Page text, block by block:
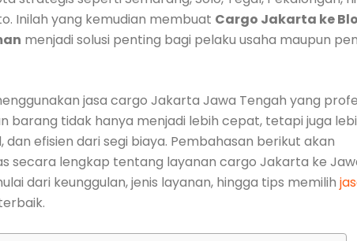
Inilah yang kemudian membuat Cargo Jakarta ke
menjadi solusi penting bagi pelaku usaha maupun
jasa cargo Jakarta Jawa Tengah yang
barang tidak hanya menjadi lebih cepat, tetapi juga
efisien dari segi biaya. Pembahasan berikut akan
secara lengkap tentang layanan cargo Jakarta ke
dari keunggulan, jenis layanan, hingga tips memilih